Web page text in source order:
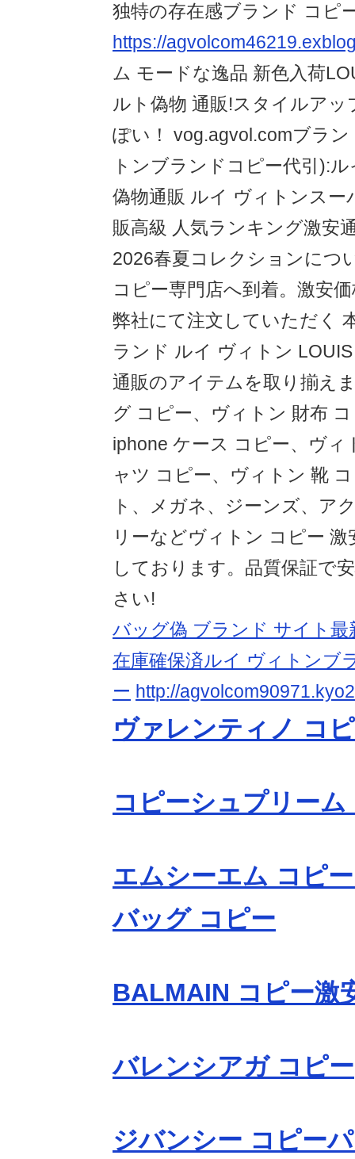
独特の存在感ブランド コ
https://
ム モードな逸品 新色入荷
ルト偽物 通販!スタイルアッ
ぽい！ vog.agvol.comブラ
トンブランドコピー代引):
偽物通販 ルイ ヴィトンスー
販高級 人気ランキング激安
2026春夏コレクションにつ
コピー専門店へ到着。激安
弊社にて注文していただく
ランド ルイ ヴィトン
通販のアイテムを取り揃え
グ コピー、ヴィトン 財布
iphone ケース コピー、ヴ
ャツ コピー、ヴィトン 靴
ト、メガネ、ジーンズ、ア
リーなどヴィトン コピー
しております。品質保証で
さい!
バッグ偽 ブランド サイト最
在庫確保済ルイ ヴィトンブ
ー http://
ヴァレンティノ コ
コピーシュプリーム
エムシーエム コピ
バッグ コピー
BALMAIN コピー激
バレンシアガ コピー
ジバンシー コピー